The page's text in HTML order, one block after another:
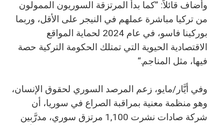
وأضاف قائلاً: ”كما بدأ المرتزقة السوريون الممولون
من تركيا مباشرة عملهم في النيجر على الأقل، وربما
بوركينا فاسو، في عام 2024 لحماية المواقع
الاقتصادية الحيوية التي تمتلك الحكومة التركية حصة
فيها، مثل المناجم.“
وفي أيَّار/مايو، زعم المرصد السوري لحقوق الإنسان،
وهو منظمة معنية بمراقبة الصراع في سوريا، أن
شركة صادات نشرت 1,100 مرتزق سوري، مدرَّبين